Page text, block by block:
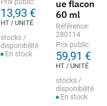
13,93 €
HT / UNITÉ
stocks /
disponibilité
En stock
ue flacon
60 ml
Référence:
280114
Prix public:
59,91 €
HT / UNITÉ
stocks /
disponibilité
En stock